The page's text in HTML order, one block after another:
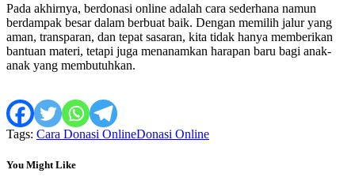
Pada akhirnya, berdonasi online adalah cara sederhana namun
berdampak besar dalam berbuat baik. Dengan memilih jalur yang
aman, transparan, dan tepat sasaran, kita tidak hanya memberikan
bantuan materi, tetapi juga menanamkan harapan baru bagi anak-
anak yang membutuhkan.
Tags: Cara Donasi OnlineDonasi Online
You Might Like